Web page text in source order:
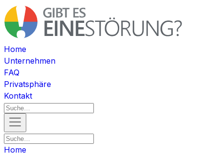
Home
Unternehmen
FAQ
Privatsphäre
Kontakt
Home